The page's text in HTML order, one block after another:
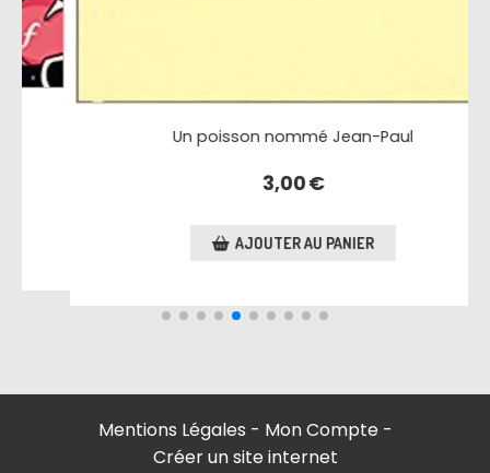
Mentions Légales
Mon Compte
Créer un site internet